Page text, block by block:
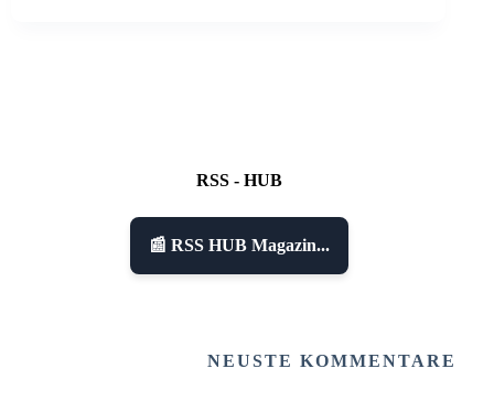
RSS - HUB
📰 RSS HUB Magazin...
NEUSTE KOMMENTARE